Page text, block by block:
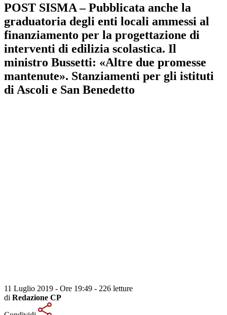
POST SISMA – Pubblicata anche la
graduatoria degli enti locali ammessi al
finanziamento per la progettazione di
interventi di edilizia scolastica. Il
ministro Bussetti: «Altre due promesse
mantenute». Stanziamenti per gli istituti
di Ascoli e San Benedetto
11 Luglio 2019 - Ore 19:49 - 226 letture
di Redazione CP